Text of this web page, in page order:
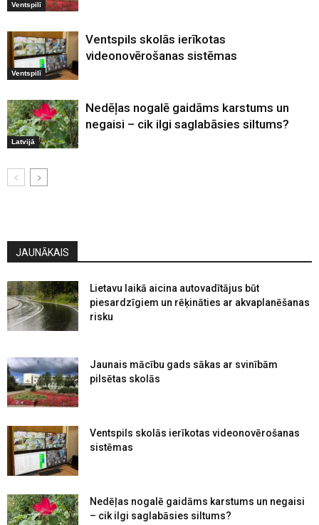
Ventspilī
Ventspilī
Ventspils skolās ierīkotas
videonovērošanas sistēmas
Latvijā
Nedēļas nogalē gaidāms karstums un
negaisi – cik ilgi saglabāsies siltums?
JAUNĀKAIS
Lietavu laikā aicina autovadītājus būt
piesardzīgiem un rēķināties ar akvaplanēšanas
risku
Jaunais mācību gads sākas ar svinībām
pilsētas skolās
Ventspils skolās ierīkotas videonovērošanas
sistēmas
Nedēļas nogalē gaidāms karstums un negaisi
– cik ilgi saglabāsies siltums?